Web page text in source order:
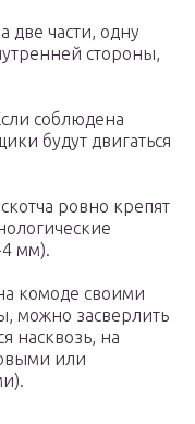
две части, одну
стороны,
соблюдена
будут двигаться
ровно крепят
мм).
комоде своими
можно засверлить
насквозь, на
или